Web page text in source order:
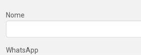
Nome
WhatsApp